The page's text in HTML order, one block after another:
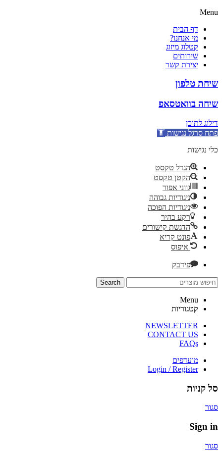
Menu
דף הבית
מי אנחנו?
קטלוג מיזוג
שירותים
יצירת קשר
שיחת טלפון
שיחה בוואטסאפ
דילוג לתוכן
פתח סרגל נגישות
כלי נגישות
הגדל טקסט
הקטן טקסט
גווני אפור
ניגודיות גבוהה
ניגודיות הפוכה
רקע בהיר
הדגשת קישורים
פונט קריא
איפוס
פידבק
Search
Menu
קטגוריות
NEWSLETTER
CONTACT US
FAQs
מועדפים
Login / Register
סל קניות
סגור
Sign in
סגור